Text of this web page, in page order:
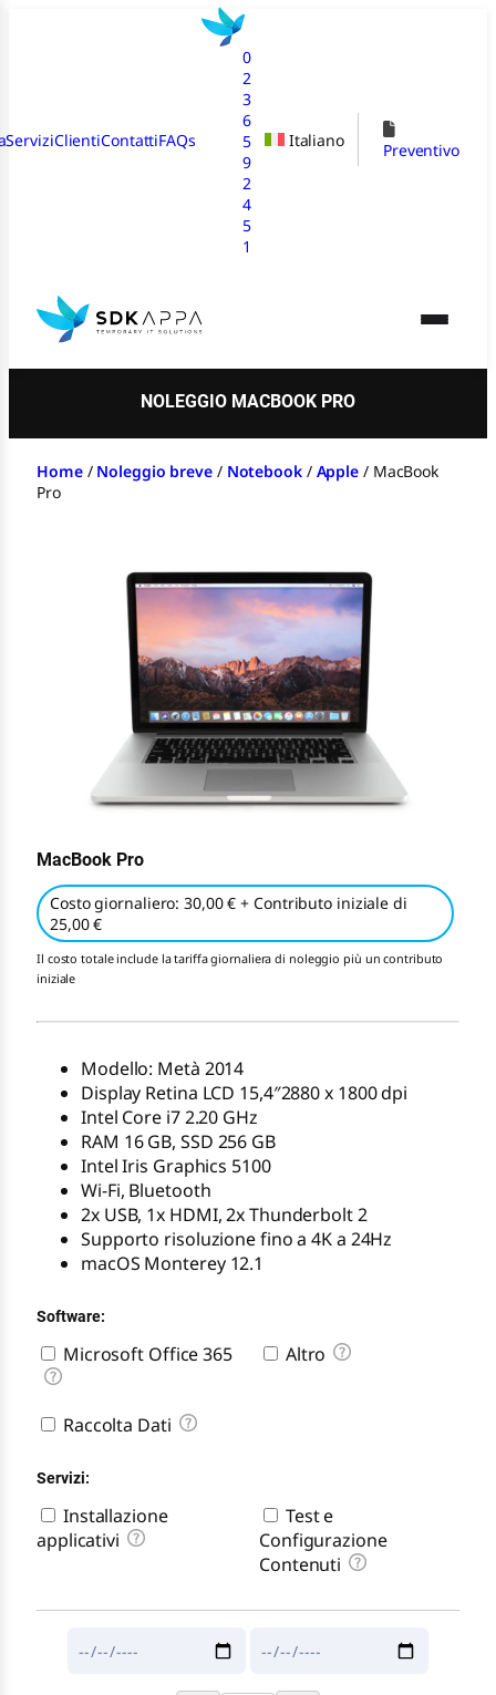
ServiziClientiContattiFAQs
0
2
3
6
5
9
2
4
5
1
Italiano Preventivo
NOLEGGIO MACBOOK PRO
Home/ Noleggio breve/ Notebook/ Apple / MacBook
Pro
MacBook Pro
Costo giornaliero: 30,00 € + Contributo iniziale di
25,00 €
Il costo totale include la tariffa giornaliera di noleggio più un contributo
iniziale
Modello: Metà 2014
Display Retina LCD 15,4″2880 x 1800 dpi
Intel Core i7 2.20 GHz
RAM 16 GB, SSD 256 GB
Intel Iris Graphics 5100
Wi-Fi, Bluetooth
2x USB, 1x HDMI, 2x Thunderbolt 2
Supporto risoluzione fino a 4K a 24Hz
macOS Monterey 12.1
Software:
Microsoft Office 365 Altro
Raccolta Dati
Servizi:
Installazione
applicativi
Test e
Configurazione
Contenuti